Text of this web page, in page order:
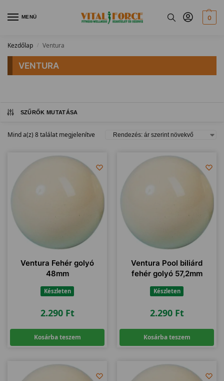
MENÜ 0
Kezdőlap / Ventura
VENTURA
SZŰRŐK MUTATÁSA
Mind a(z) 8 találat megjelenítve
Ventura Fehér golyó
48mm
Készleten
2.290 Ft
Kosárba teszem
Ventura Pool biliárd
fehér golyó 57,2mm
Készleten
2.290 Ft
Kosárba teszem